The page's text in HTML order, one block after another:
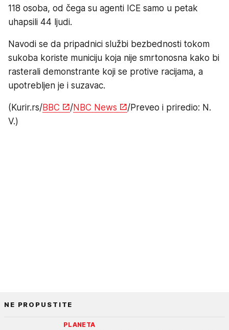
118 osoba, od čega su agenti ICE samo u petak
uhapsili 44 ljudi.
Navodi se da pripadnici službi bezbednosti tokom
sukoba koriste municiju koja nije smrtonosna kako bi
rasterali demonstrante koji se protive racijama, a
upotrebljen je i suzavac.
(Kurir.rs/BBC /NBC News
/Preveo i priredio: N.
V.)
NE PROPUSTITE
PLANETA